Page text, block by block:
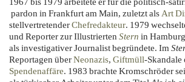
pardon in Frankfurt am Main, zuletzt alsArt
stellvertretenderChefredakteur. 1979
und Reporter zur IllustriertenSternin
als investigativer Journalist begründete. Im
Reportagen überNeonazis,Giftmüll-Skandale
Spendenaffäre. 1983 brachte Kromschröder